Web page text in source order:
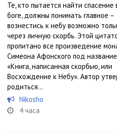
Те, кто пытается найти спасение
боге, должны понимать главное –
вознестись к небу возможно
через личную скорбь. Этой
пропитано все произведение
Симеона Афонского под
«Книга, написанная скорбью, или
Восхождение к Небу». Автор
родиться...
Nikosho
4 часа